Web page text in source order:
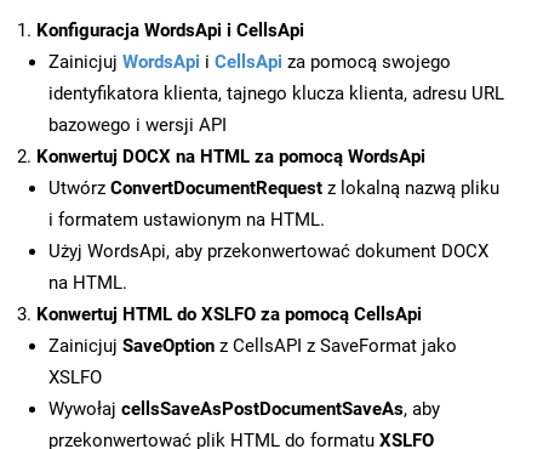
Konfiguracja WordsApi i CellsApi
Zainicjuj WordsApi i CellsApi za pomocą swojego
identyfikatora klienta, tajnego klucza klienta, adresu URL
bazowego i wersji API
Konwertuj DOCX na HTML za pomocą WordsApi
Utwórz ConvertDocumentRequest z lokalną nazwą pliku
i formatem ustawionym na HTML.
Użyj WordsApi, aby przekonwertować dokument DOCX
na HTML.
Konwertuj HTML do XSLFO za pomocą CellsApi
Zainicjuj SaveOption z CellsAPI z SaveFormat jako
XSLFO
Wywołaj cellsSaveAsPostDocumentSaveAs, aby
przekonwertować plik HTML do formatu XSLFO